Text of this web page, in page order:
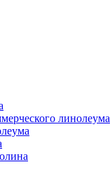
линолеума